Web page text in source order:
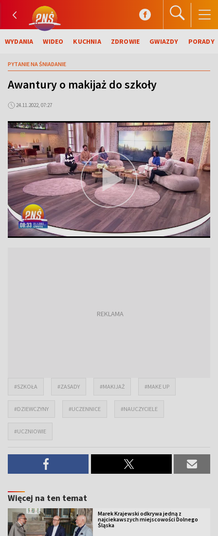
WYDANIA WIDEO KUCHNIA ZDROWIE GWIAZDY PORADY
PYTANIE NA ŚNIADANIE
Awantury o makijaż do szkoły
24.11.2022, 07:27
#SZKOŁA #ZASADY #MAKIJAŻ #MAKE UP
#DZIEWCZYNY #UCZENNICE #NAUCZYCIELE
#UCZNIOWIE
Więcej na ten temat
Marek Krajewski odkrywa jedną z
najciekawszych miejscowości Dolnego
Śląska